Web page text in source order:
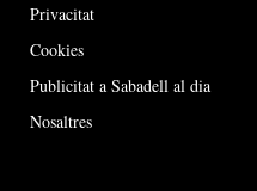
Privacitat
Cookies
Publicitat a Sabadell al dia
Nosaltres